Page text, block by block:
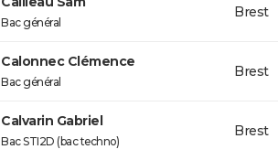
Bac général
Brest
Calonnec Clémence
Bac général
Brest
Calvarin Gabriel
Bac STI2D (bac techno)
Brest